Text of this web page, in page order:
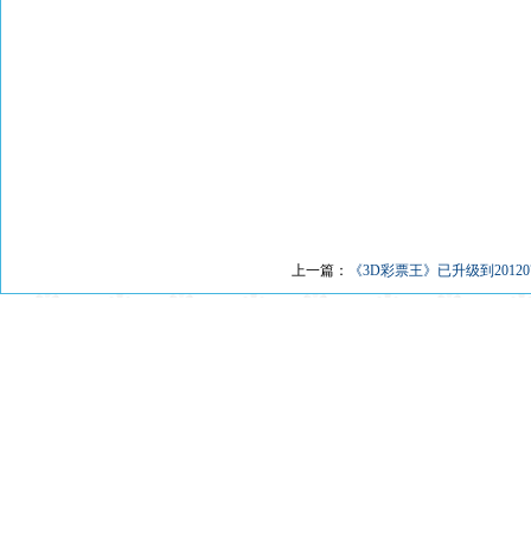
上一篇： 《3D彩票王》已升级到